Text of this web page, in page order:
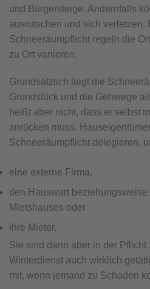
und Bürgersteige. Andernfalls
ausrutschen und sich verletzen.
Schneeräumpflicht regeln die
zu Ort variieren.
Grundsätzlich liegt die
Grundstück und die Gehwege
heißt aber nicht, dass er selbst
anrücken muss.
Schneeräumpflicht delegieren,
eine externe Firma,
den Hauswart
Mietshauses oder
ihre Mieter.
Sie sind dann aber in der
Winterdienst auch wirklich
mit, wenn jemand zu Schaden